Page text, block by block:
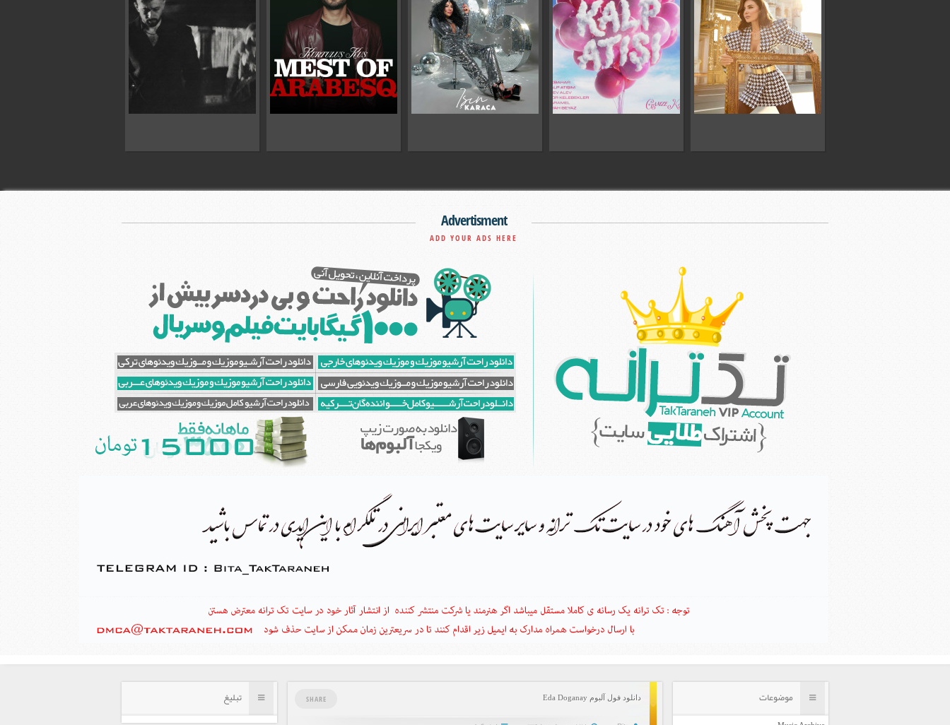
Advertisment
ADD YOUR ADS HERE
موضوعات دانلود فول آلبوم Eda Doganay SHARE تبلیغ